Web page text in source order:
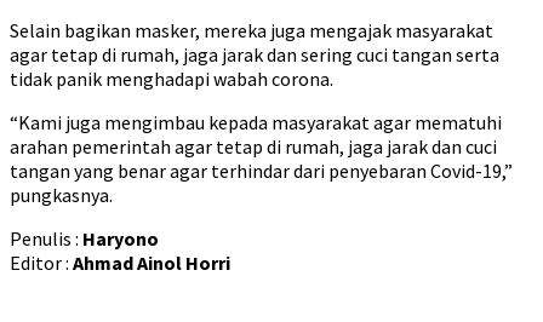
Selain bagikan masker, mereka juga mengajak masyarakat
agar tetap di rumah, jaga jarak dan sering cuci tangan serta
tidak panik menghadapi wabah corona.
“Kami juga mengimbau kepada masyarakat agar mematuhi
arahan pemerintah agar tetap di rumah, jaga jarak dan cuci
tangan yang benar agar terhindar dari penyebaran Covid-19,”
pungkasnya.
Penulis : Haryono
Editor : Ahmad Ainol Horri